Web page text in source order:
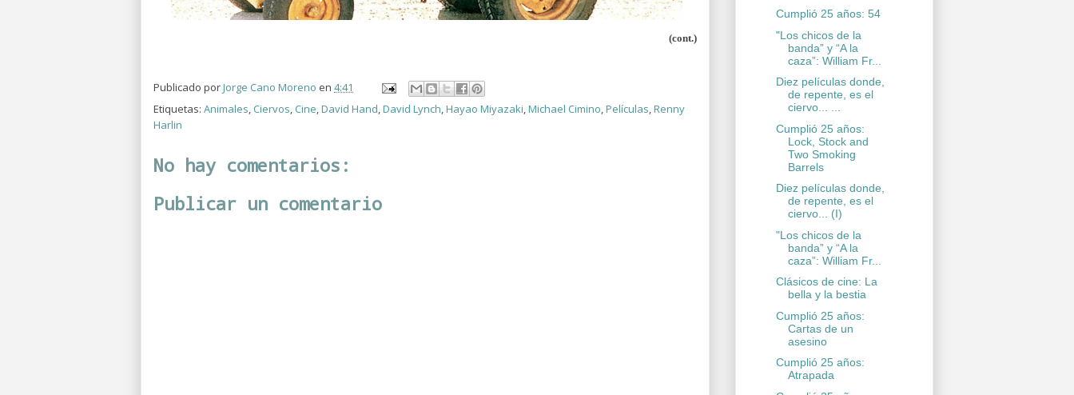
(cont.)
Publicado porJorge Cano Moreno en 4:41
Etiquetas: Animales, Ciervos, Cine,David Hand,David Lynch,Hayao Miyazaki,Michael Cimino,Películas,Renny
Harlin
No hay comentarios:
Publicar un comentario
Cumplió 25 años: 54
"Los chicos de la
banda” y “A la
caza”: William Fr...
Diez películas donde,
de repente, es el
ciervo... ...
Cumplió 25 años:
Lock, Stock and
Two Smoking
Barrels
Diez películas donde,
de repente, es el
ciervo... (I)
"Los chicos de la
banda” y “A la
caza”: William Fr...
Clásicos de cine: La
bella y la bestia
Cumplió 25 años:
Cartas de un
asesino
Cumplió 25 años:
Atrapada